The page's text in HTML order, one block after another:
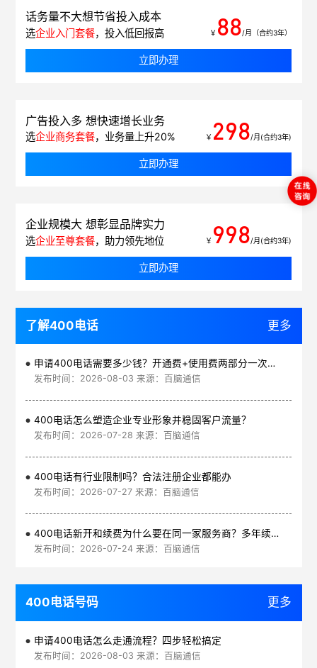
话务量不大想节省投入成本
选企业入门套餐，投入低回报高 ￥ 88/月（合约3年）
立即办理
广告投入多 想快速增长业务
选企业商务套餐，业务量上升20% ￥ 298/月(合约3年)
立即办理
企业规模大 想彰显品牌实力
选企业至尊套餐，助力领先地位 ￥ 998/月(合约3年)
立即办理
了解400电话 更多
申请400电话需要多少钱？开通费+使用费两部分一次讲清
发布时间：2026-08-03 来源：百脑通信
400电话怎么塑造企业专业形象并稳固客户流量？
发布时间：2026-07-28 来源：百脑通信
400电话有行业限制吗？合法注册企业都能办
发布时间：2026-07-27 来源：百脑通信
400电话新开和续费为什么要在同一家服务商？多年续费更划算
发布时间：2026-07-24 来源：百脑通信
400电话号码 更多
申请400电话怎么走通流程？四步轻松搞定
发布时间：2026-08-03 来源：百脑通信